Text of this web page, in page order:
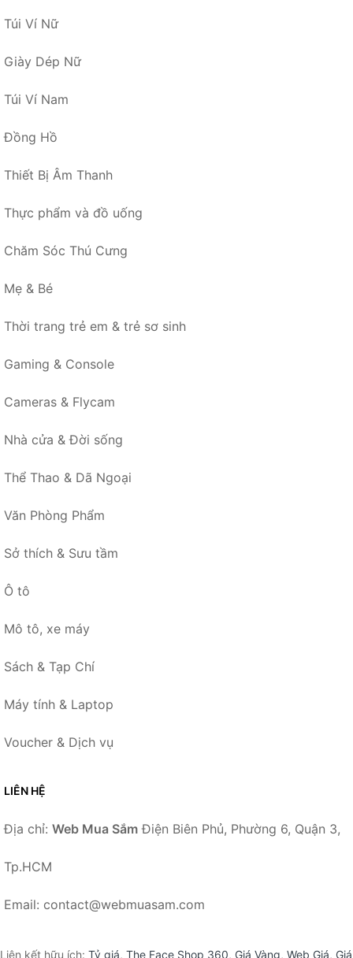
Túi Ví Nữ
Giày Dép Nữ
Túi Ví Nam
Đồng Hồ
Thiết Bị Âm Thanh
Thực phẩm và đồ uống
Chăm Sóc Thú Cưng
Mẹ & Bé
Thời trang trẻ em & trẻ sơ sinh
Gaming & Console
Cameras & Flycam
Nhà cửa & Đời sống
Thể Thao & Dã Ngoại
Văn Phòng Phẩm
Sở thích & Sưu tầm
Ô tô
Mô tô, xe máy
Sách & Tạp Chí
Máy tính & Laptop
Voucher & Dịch vụ
LIÊN HỆ
Địa chỉ: Web Mua Sắm Điện Biên Phủ, Phường 6, Quận 3,
Tp.HCM
Email: contact@webmuasam.com
Liên kết hữu ích: Tỷ giá, The Face Shop 360, Giá Vàng, Web Giá, Giá